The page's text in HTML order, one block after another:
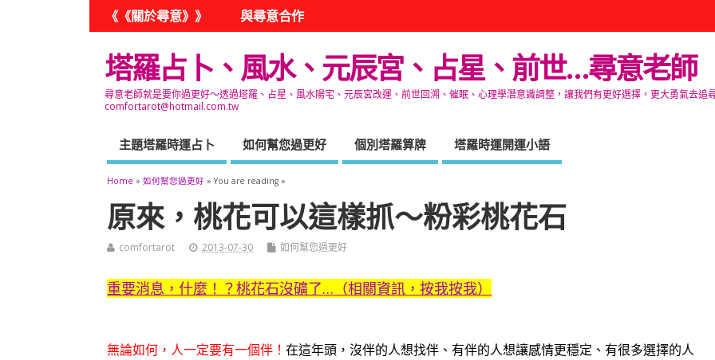
《《關於尋意》》 與尋意合作
塔羅占卜、風水、元辰宮、占星、前世…尋意老師
尋意老師就是要你過更好～透過塔羅、占星、風水陽宅、元辰宮改運、前世回溯、催眠、心理學潛意識調整，讓我們有更好選擇，更大勇氣去
comfortarot@hotmail.com.tw
主題塔羅時運占卜 如何幫您過更好 個別塔羅算牌 塔羅時運開運小語
Home »如何幫您過更好 » You are reading »
原來，桃花可以這樣抓～粉彩桃花石
comfortarot 2013-07-30 如何幫您過更好
重要消息，什麼！？桃花石沒礦了…（相關資訊，按我按我）
無論如何，人一定要有一個伴！在這年頭，沒伴的人想找伴、有伴的人想讓感情更穩定、有很多選擇的人